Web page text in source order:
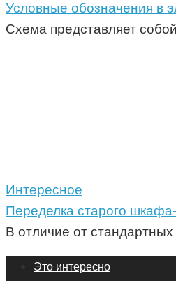
Условные обозначения в
Схема представляет
Интересное
Переделка старого
В отличие от
Это интересно